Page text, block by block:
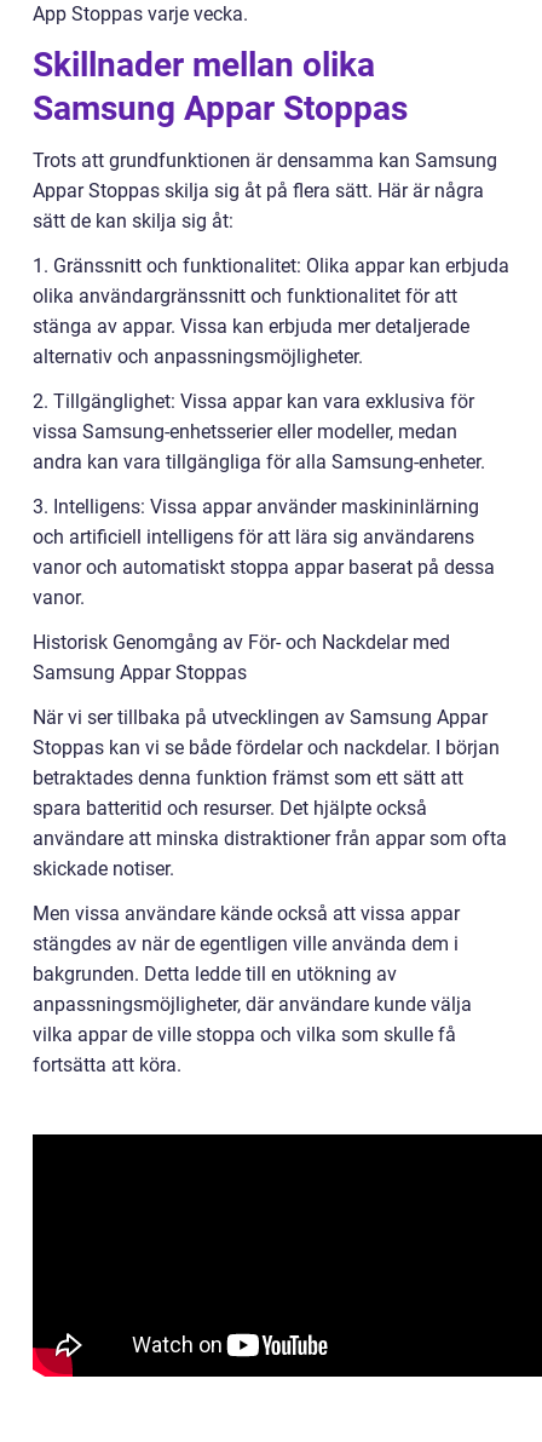
App Stoppas varje vecka.
Skillnader mellan olika
Samsung Appar Stoppas
Trots att grundfunktionen är densamma kan Samsung
Appar Stoppas skilja sig åt på flera sätt. Här är några
sätt de kan skilja sig åt:
1. Gränssnitt och funktionalitet: Olika appar kan erbjuda
olika användargränssnitt och funktionalitet för att
stänga av appar. Vissa kan erbjuda mer detaljerade
alternativ och anpassningsmöjligheter.
2. Tillgänglighet: Vissa appar kan vara exklusiva för
vissa Samsung-enhetsserier eller modeller, medan
andra kan vara tillgängliga för alla Samsung-enheter.
3. Intelligens: Vissa appar använder maskininlärning
och artificiell intelligens för att lära sig användarens
vanor och automatiskt stoppa appar baserat på dessa
vanor.
Historisk Genomgång av För- och Nackdelar med
Samsung Appar Stoppas
När vi ser tillbaka på utvecklingen av Samsung Appar
Stoppas kan vi se både fördelar och nackdelar. I början
betraktades denna funktion främst som ett sätt att
spara batteritid och resurser. Det hjälpte också
användare att minska distraktioner från appar som ofta
skickade notiser.
Men vissa användare kände också att vissa appar
stängdes av när de egentligen ville använda dem i
bakgrunden. Detta ledde till en utökning av
anpassningsmöjligheter, där användare kunde välja
vilka appar de ville stoppa och vilka som skulle få
fortsätta att köra.